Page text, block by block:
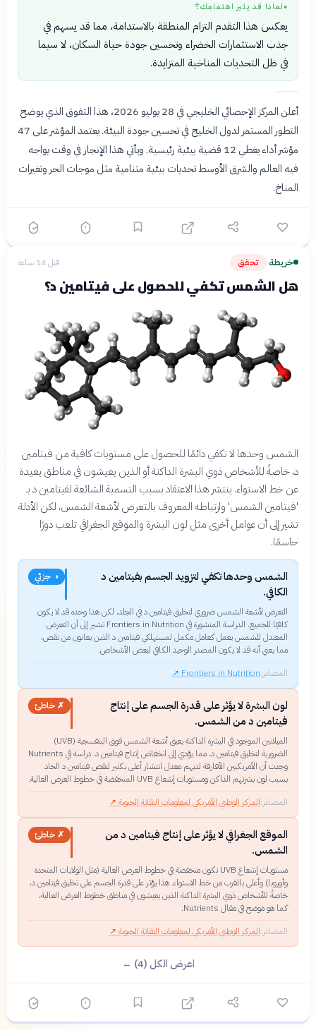
● لماذا قد يثير اهتمامك؟
يعكس هذا التقدم التزام المنطقة بالاستدامة، مما قد يسهم في
جذب الاستثمارات الخضراء وتحسين جودة حياة السكان، لا سيما
في ظل التحديات المناخية المتزايدة.
أعلن المركز الإحصائي الخليجي في 28 يوليو 2026، هذا التفوق الذي يوضح
التطور المستمر لدول الخليج في تحسين جودة البيئة. يعتمد المؤشر على 47
مؤشر أداء يغطي 12 قضية بيئية رئيسية. ويأتي هذا الإنجاز في وقت يواجه
فيه العالم والشرق الأوسط تحديات بيئية متنامية مثل موجات الحر وتغيرات
المناخ.
خريطة› تحقق قبل 14 ساعة
هل الشمس تكفي للحصول على فيتامين د؟
الشمس وحدها لا تكفي دائمًا للحصول على مستويات كافية من فيتامين
د، خاصةً للأشخاص ذوي البشرة الداكنة أو الذين يعيشون في مناطق بعيدة
عن خط الاستواء. ينتشر هذا الاعتقاد بسبب التسمية الشائعة لفيتامين د بـ
'فيتامين الشمس' وارتباطه المعروف بالتعرض لأشعة الشمس، لكن الأدلة
تشير إلى أن عوامل أخرى مثل لون البشرة والموقع الجغرافي تلعب دورًا
حاسمًا.
الشمس وحدها تكفي لتزويد الجسم بفيتامين د
الكافي.
◑ جزئي
التعرض لأشعة الشمس ضروري لتخليق فيتامين د في الجلد، لكن هذا وحده قد لا يكون
كافيًا للجميع. الدراسة المنشورة في Frontiers in Nutrition تشير إلى أن التعرض
المعتدل للشمس يعمل كعامل مكمل لمستهلكي فيتامين د الذين يعانون من نقص،
مما يعني أنه قد لا يكون المصدر الوحيد الكافي لبعض الأشخاص.
المصادر:Frontiers in Nutrition
↗
لون البشرة لا يؤثر على قدرة الجسم على إنتاج
فيتامين د من الشمس.
✗ خاطئ
الميلانين الموجود في البشرة الداكنة يعيق أشعة الشمس فوق البنفسجية (UVB)
الضرورية لتخليق فيتامين د، مما يؤدي إلى انخفاض إنتاج فيتامين د. دراسة في Nutrients
وجدت أن الأمريكيين الأفارقة لديهم معدل انتشار أعلى بكثير لنقص فيتامين د الحاد
بسبب لون بشرتهم الداكن ومستويات إشعاع UVB المنخفضة في خطوط العرض العالية.
المصادر:المركز الوطني الأمريكي لمعلومات التقانة الحيوية ↗
الموقع الجغرافي لا يؤثر على إنتاج فيتامين د من
الشمس.
✗ خاطئ
مستويات إشعاع UVB تكون منخفضة في خطوط العرض العالية (مثل الولايات المتحدة
وأوروبا) وأعلى بالقرب من خط الاستواء. هذا يؤثر على قدرة الجسم على تخليق فيتامين د،
خاصةً للأشخاص ذوي البشرة الداكنة الذين يعيشون في مناطق خطوط العرض العالية،
كما هو موضح في مقال Nutrients.
المصادر:المركز الوطني الأمريكي لمعلومات التقانة الحيوية ↗
اعرض الكل (4) ←